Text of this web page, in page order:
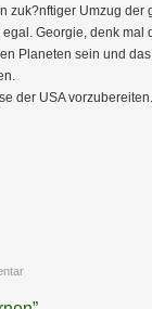
Umzug der
Georgie, denk mal
Planeten sein und
der USA